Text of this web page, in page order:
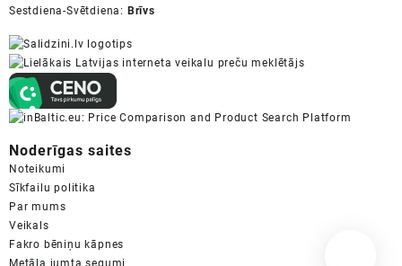
Sestdiena-Svētdiena: Brīvs
Noderīgas saites
Noteikumi
Sīkfailu politika
Par mums
Veikals
Fakro bēniņu kāpnes